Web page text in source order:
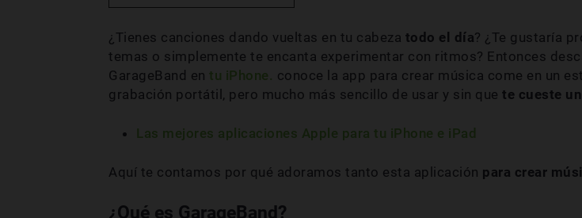
¿Tienes canciones dando vueltas en tu cabeza todo el día? ¿Te gustaría
temas o simplemente te encanta experimentar con ritmos? Entonces
GarageBand en tu iPhone. conoce la app para crear música come en un
grabación portátil, pero mucho más sencillo de usar y sin que te cueste
Las mejores aplicaciones Apple para tu iPhone e iPad
Aquí te contamos por qué adoramos tanto esta aplicación para crear
¿Qué es GarageBand?